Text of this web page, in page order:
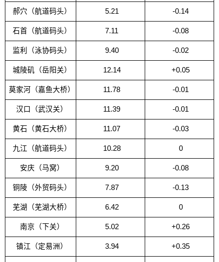
郝穴（航道码头） 5.21 -0.14
石首（航道码头） 7.11 -0.08
监利（泳协码头） 9.40 -0.02
城陵矶（岳阳关） 12.14 +0.05
莫家河（嘉鱼大桥） 11.78 -0.01
汉口（武汉关） 11.39 -0.01
黄石（黄石大桥） 11.07 -0.03
九江（航道码头） 10.28 0
安庆（马窝） 9.20 -0.08
铜陵（外贸码头） 7.87 -0.13
芜湖（芜湖大桥） 6.42 0
南京（下关） 5.02 +0.26
镇江（定易洲） 3.94 +0.35